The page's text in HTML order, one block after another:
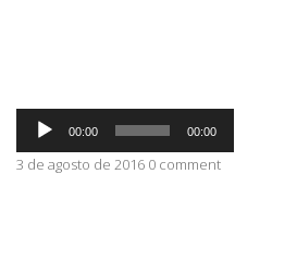
ABRANGÊNCIA
Tocador
áudio
00:00 00:00
3 de agosto de 2016 0 comment